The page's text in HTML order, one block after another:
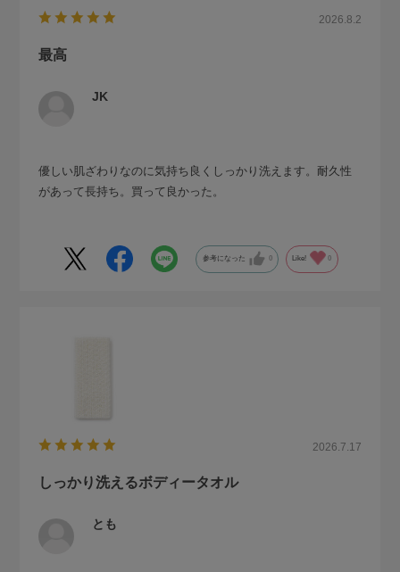
2026.8.2
最高
JK
優しい肌ざわりなのに気持ち良くしっかり洗えます。耐久性
があって長持ち。買って良かった。
参考になった 0 Like! 0
2026.7.17
しっかり洗えるボディータオル
とも